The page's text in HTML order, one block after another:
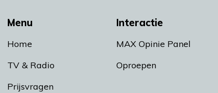
Menu
Home
TV & Radio
Prijsvragen
Interactie
MAX Opinie Panel
Oproepen